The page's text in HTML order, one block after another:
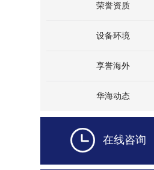
荣誉资质
设备环境
享誉海外
华海动态
在线咨询